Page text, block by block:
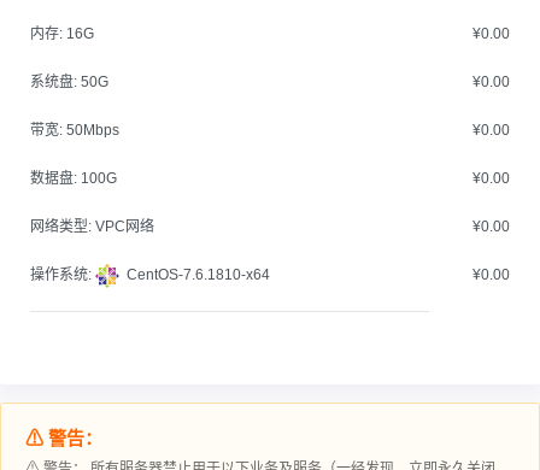
内存: 16G ¥0.00
系统盘: 50G ¥0.00
带宽: 50Mbps ¥0.00
数据盘: 100G ¥0.00
网络类型: VPC网络 ¥0.00
操作系统: CentOS-7.6.1810-x64 ¥0.00
⚠ 警告：